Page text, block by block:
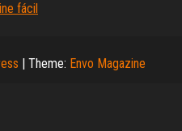
fácil
| Theme: Envo Magazine